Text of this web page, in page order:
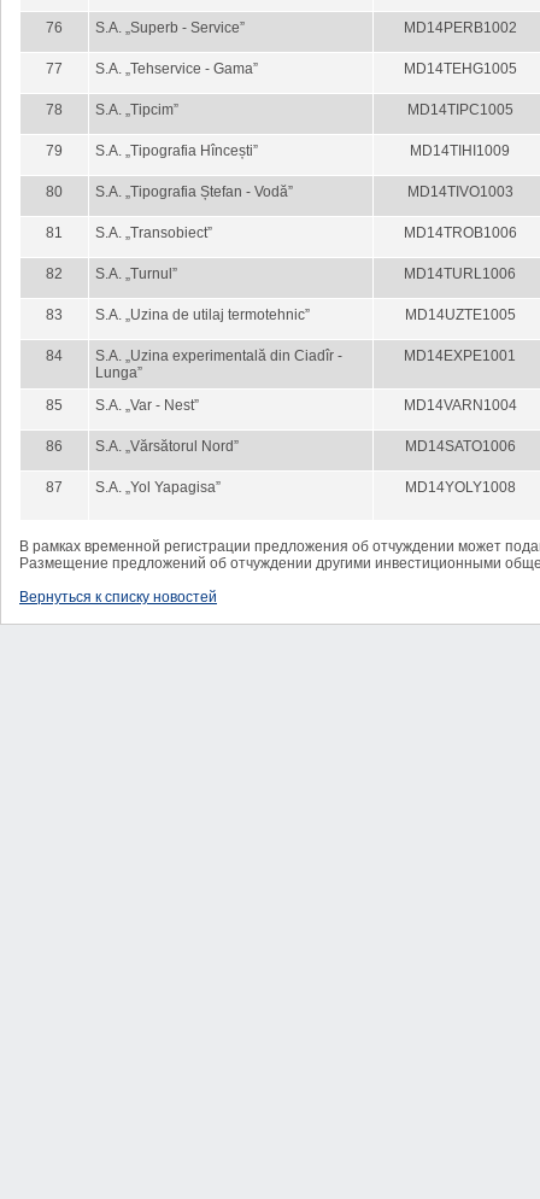
76 S.A. „Superb - Service” MD14PERB1002
77 S.A. „Tehservice - Gama” MD14TEHG1005
78 S.A. „Tipcim” MD14TIPC1005
79 S.A. „Tipografia Hîncești” MD14TIHI1009
80 S.A. „Tipografia Ștefan - Vodă” MD14TIVO1003
81 S.A. „Transobiect” MD14TROB1006
82 S.A. „Turnul” MD14TURL1006
83 S.A. „Uzina de utilaj termotehnic” MD14UZTE1005
84
S.A. „Uzina experimentală din Ciadîr -
Lunga”
MD14EXPE1001
85 S.A. „Var - Nest” MD14VARN1004
86 S.A. „Vărsătorul Nord” MD14SATO1006
87 S.A. „Yol Yapagisa” MD14YOLY1008
В рамках временной регистрации предложения об отчуждении может
Размещение предложений об отчуждении другими инвестиционными
Вернуться к списку новостей